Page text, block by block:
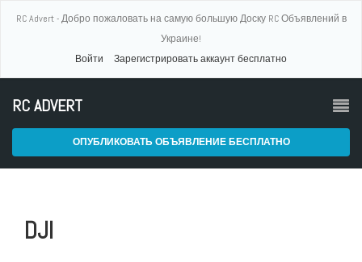
RC Advert - Добро пожаловать на самую большую Доску RC Объявлений в
Украине!
Войти
Зарегистрировать аккаунт бесплатно
RC ADVERT
ОПУБЛИКОВАТЬ ОБЪЯВЛЕНИЕ БЕСПЛАТНО
DJI